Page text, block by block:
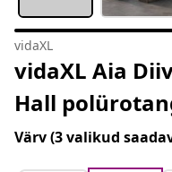
vidaXL
vidaXL Aia
Hall
Värv(3 valikud